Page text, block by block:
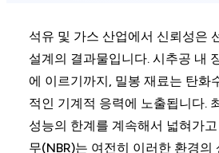
석유 및 가스 산업에서 신뢰성은
설계의 결과물입니다. 시추공 내
에 이르기까지, 밀봉 재료는 탄화
적인 기계적 응력에 노출됩니다.
성능의 한계를 계속해서 넓혀가
무(NBR)는 여전히 이러한 환경의